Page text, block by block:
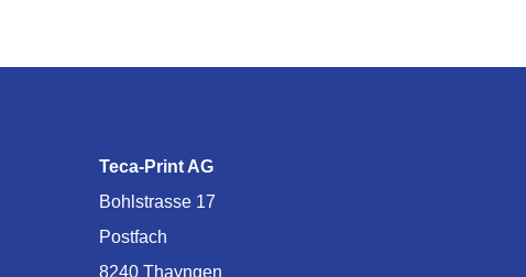
Teca-Print AG
Bohlstrasse 17
Postfach
8240 Thayngen